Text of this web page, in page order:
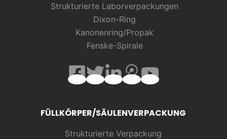
Strukturierte Laborverpackungen
Dixon-Ring
Kanonenring/Propak
Fenske-Spirale
FÜLLKÖRPER/SÄULENVERPACKUNG
Strukturierte Verpackung